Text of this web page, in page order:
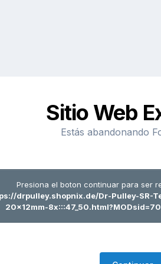
Sitio Web
Estás abandonando
Presiona el boton continuar para ser
drpulley.shopnix.de/Dr-Pulley-SR-
20x12mm-